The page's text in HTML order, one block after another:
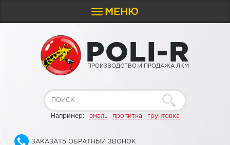
Toggle
navigation
МЕНЮ
POLI-R
ПРОИЗВОДСТВО И ПРОДАЖА ЛКМ
Например: эмаль пропитка грунтовка
ЗАКАЗАТЬ ОБРАТНЫЙ ЗВОНОК